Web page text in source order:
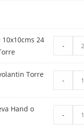
24
-
Torre
-
Hand o
-